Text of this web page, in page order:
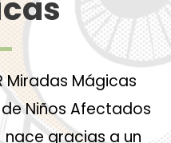
Miradas Mágicas
Niños Afectados
gracias a un